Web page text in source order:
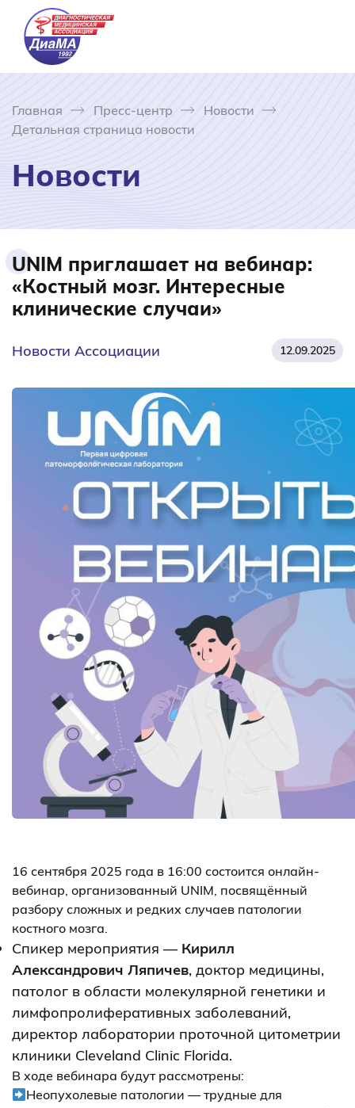
Главная Пресс-центр
Новости
Детальная страница новости
Новости
UNIM приглашает на вебинар:
«Костный мозг. Интересные
клинические случаи»
Новости Ассоциации 12.09.2025
16 сентября 2025 года в 16:00 состоится онлайн-
вебинар, организованный UNIM, посвящённый
разбору сложных и редких случаев патологии
костного мозга.
Спикер мероприятия — Кирилл
Александрович Ляпичев, доктор медицины,
патолог в области молекулярной генетики и
лимфопролиферативных заболеваний,
директор лаборатории проточной цитометрии
клиники Cleveland Clinic Florida.
В ходе вебинара будут рассмотрены:
Неопухолевые патологии — трудные для